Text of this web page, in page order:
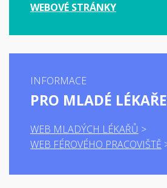
WEBOVÉ STRÁNKY
INFORMACE
PRO MLADÉ LÉKAŘE
WEB MLADÝCH LÉKAŘŮ
WEB FÉROVÉHO PRACOVIŠTĚ